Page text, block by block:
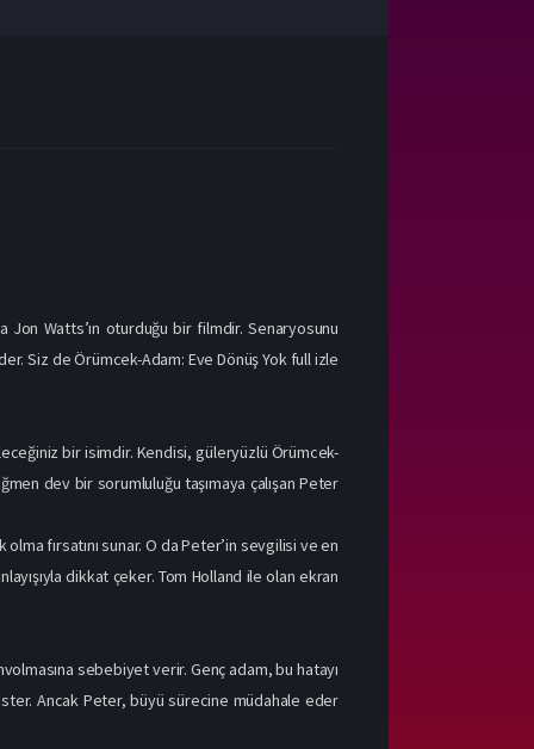
Watts’ın oturduğu bir filmdir. Senaryosunu
Siz de Örümcek-Adam: Eve Dönüş Yok full izle
bir isimdir. Kendisi, güleryüzlü Örümcek-
dev bir sorumluluğu taşımaya çalışan Peter
fırsatını sunar. O da Peter’in sevgilisi ve en
dikkat çeker. Tom Holland ile olan ekran
sebebiyet verir. Genç adam, bu hatayı
Ancak Peter, büyü sürecine müdahale eder